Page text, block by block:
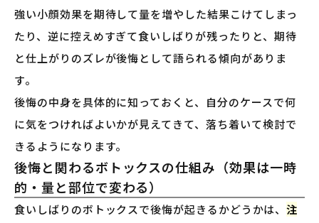
強い小顔効果を期待して量を増やした結果こけてしまっ
たり、逆に控えめすぎて食いしばりが残ったりと、期待
と仕上がりのズレが後悔として語られる傾向がありま
す。
後悔の中身を具体的に知っておくと、自分のケースで何
に気をつければよいかが見えてきて、落ち着いて検討で
きるようになります。
後悔と関わるボトックスの仕組み（効果は一時
的・量と部位で変わる）
食いしばりのボトックスで後悔が起きるかどうかは、 注